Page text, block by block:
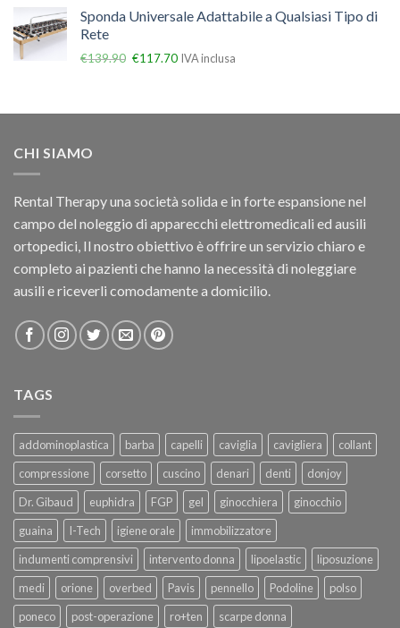
Sponda Universale Adattabile a Qualsiasi Tipo di
Rete
€139.90 €117.70 IVA inclusa
CHI SIAMO
Rental Therapy una società solida e in forte espansione nel
campo del noleggio di apparecchi elettromedicali ed ausili
ortopedici, Il nostro obiettivo è offrire un servizio chiaro e
completo ai pazienti che hanno la necessità di noleggiare
ausili e riceverli comodamente a domicilio.
TAGS
addominoplastica barba capelli caviglia cavigliera
collant
compressione
corsetto cuscino denari denti
donjoy
Dr. Gibaud
euphidra FGP gel ginocchiera
ginocchio
guaina
I-Tech igiene orale
immobilizzatore
indumenti comprensivi
intervento donna lipoelastic
liposuzione
medi
orione overbed Pavis pennello Podoline
polso
poneco
post-operazione ro+ten
scarpe donna